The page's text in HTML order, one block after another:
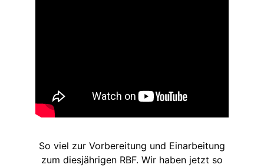
So viel zur Vorbereitung und Einarbeitung
zum diesjährigen RBF. Wir haben jetzt so